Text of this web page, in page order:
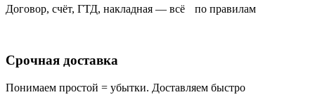
Договор, счёт, ГТД, накладная — всё по правилам
Срочная доставка
Понимаем простой = убытки. Доставляем быстро